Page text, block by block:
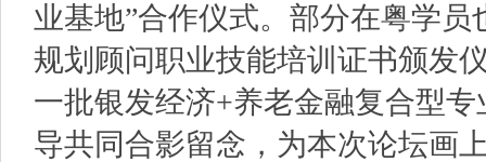
业基地”合作仪式。部分在粤学
规划顾问职业技能培训证书颁发
一批银发经济+养老金融复合型
导共同合影留念，为本次论坛画